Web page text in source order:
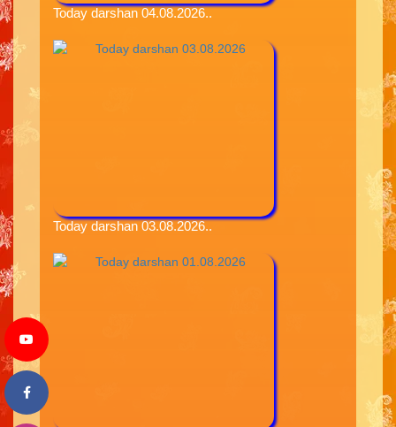
Today darshan 04.08.2026..
Today darshan 03.08.2026..